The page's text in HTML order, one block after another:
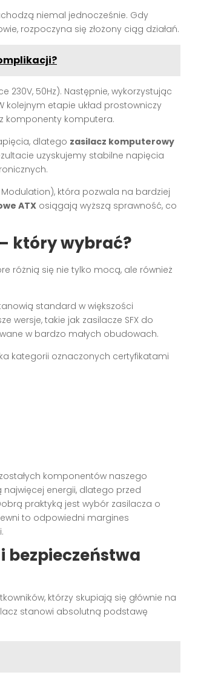
niemal jednocześnie. Gdy
rozpoczyna się złożony ciąg działań.
230V, 50Hz). Następnie, wykorzystując
etapie układ prostowniczy
komponenty komputera.
dlatego zasilacz komputerowy
uzyskujemy stabilne napięcia
która pozwala na bardziej
ATX osiągają wyższą sprawność, co
który wybrać?
różnią się nie tylko mocą, ale również
standard w większości
wersje, takie jak zasilacze SFX do
w bardzo małych obudowach.
kategorii oznaczonych certyfikatami
komponentów naszego
energii, dlatego przed
praktyką jest wybór zasilacza o
to odpowiedni margines
bezpieczeństwa
którzy skupiają się głównie na
stanowi absolutną podstawę